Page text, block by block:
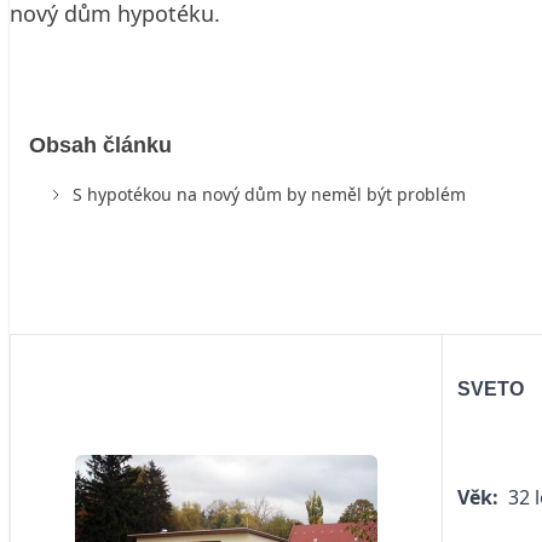
nový dům hypotéku.
Obsah článku
S hypotékou na nový dům by neměl být problém
SVETO
Věk: 32